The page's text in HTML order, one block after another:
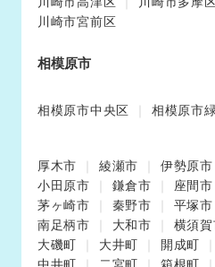
川崎市宮前区
相模原市
相模原市中央区 相模原市
厚木市 綾瀬市 伊勢原市
小田原市
鎌倉市 座間市
茅ヶ崎市
秦野市 平塚市
南足柄市
大和市 横須
大磯町
大井町 開成町